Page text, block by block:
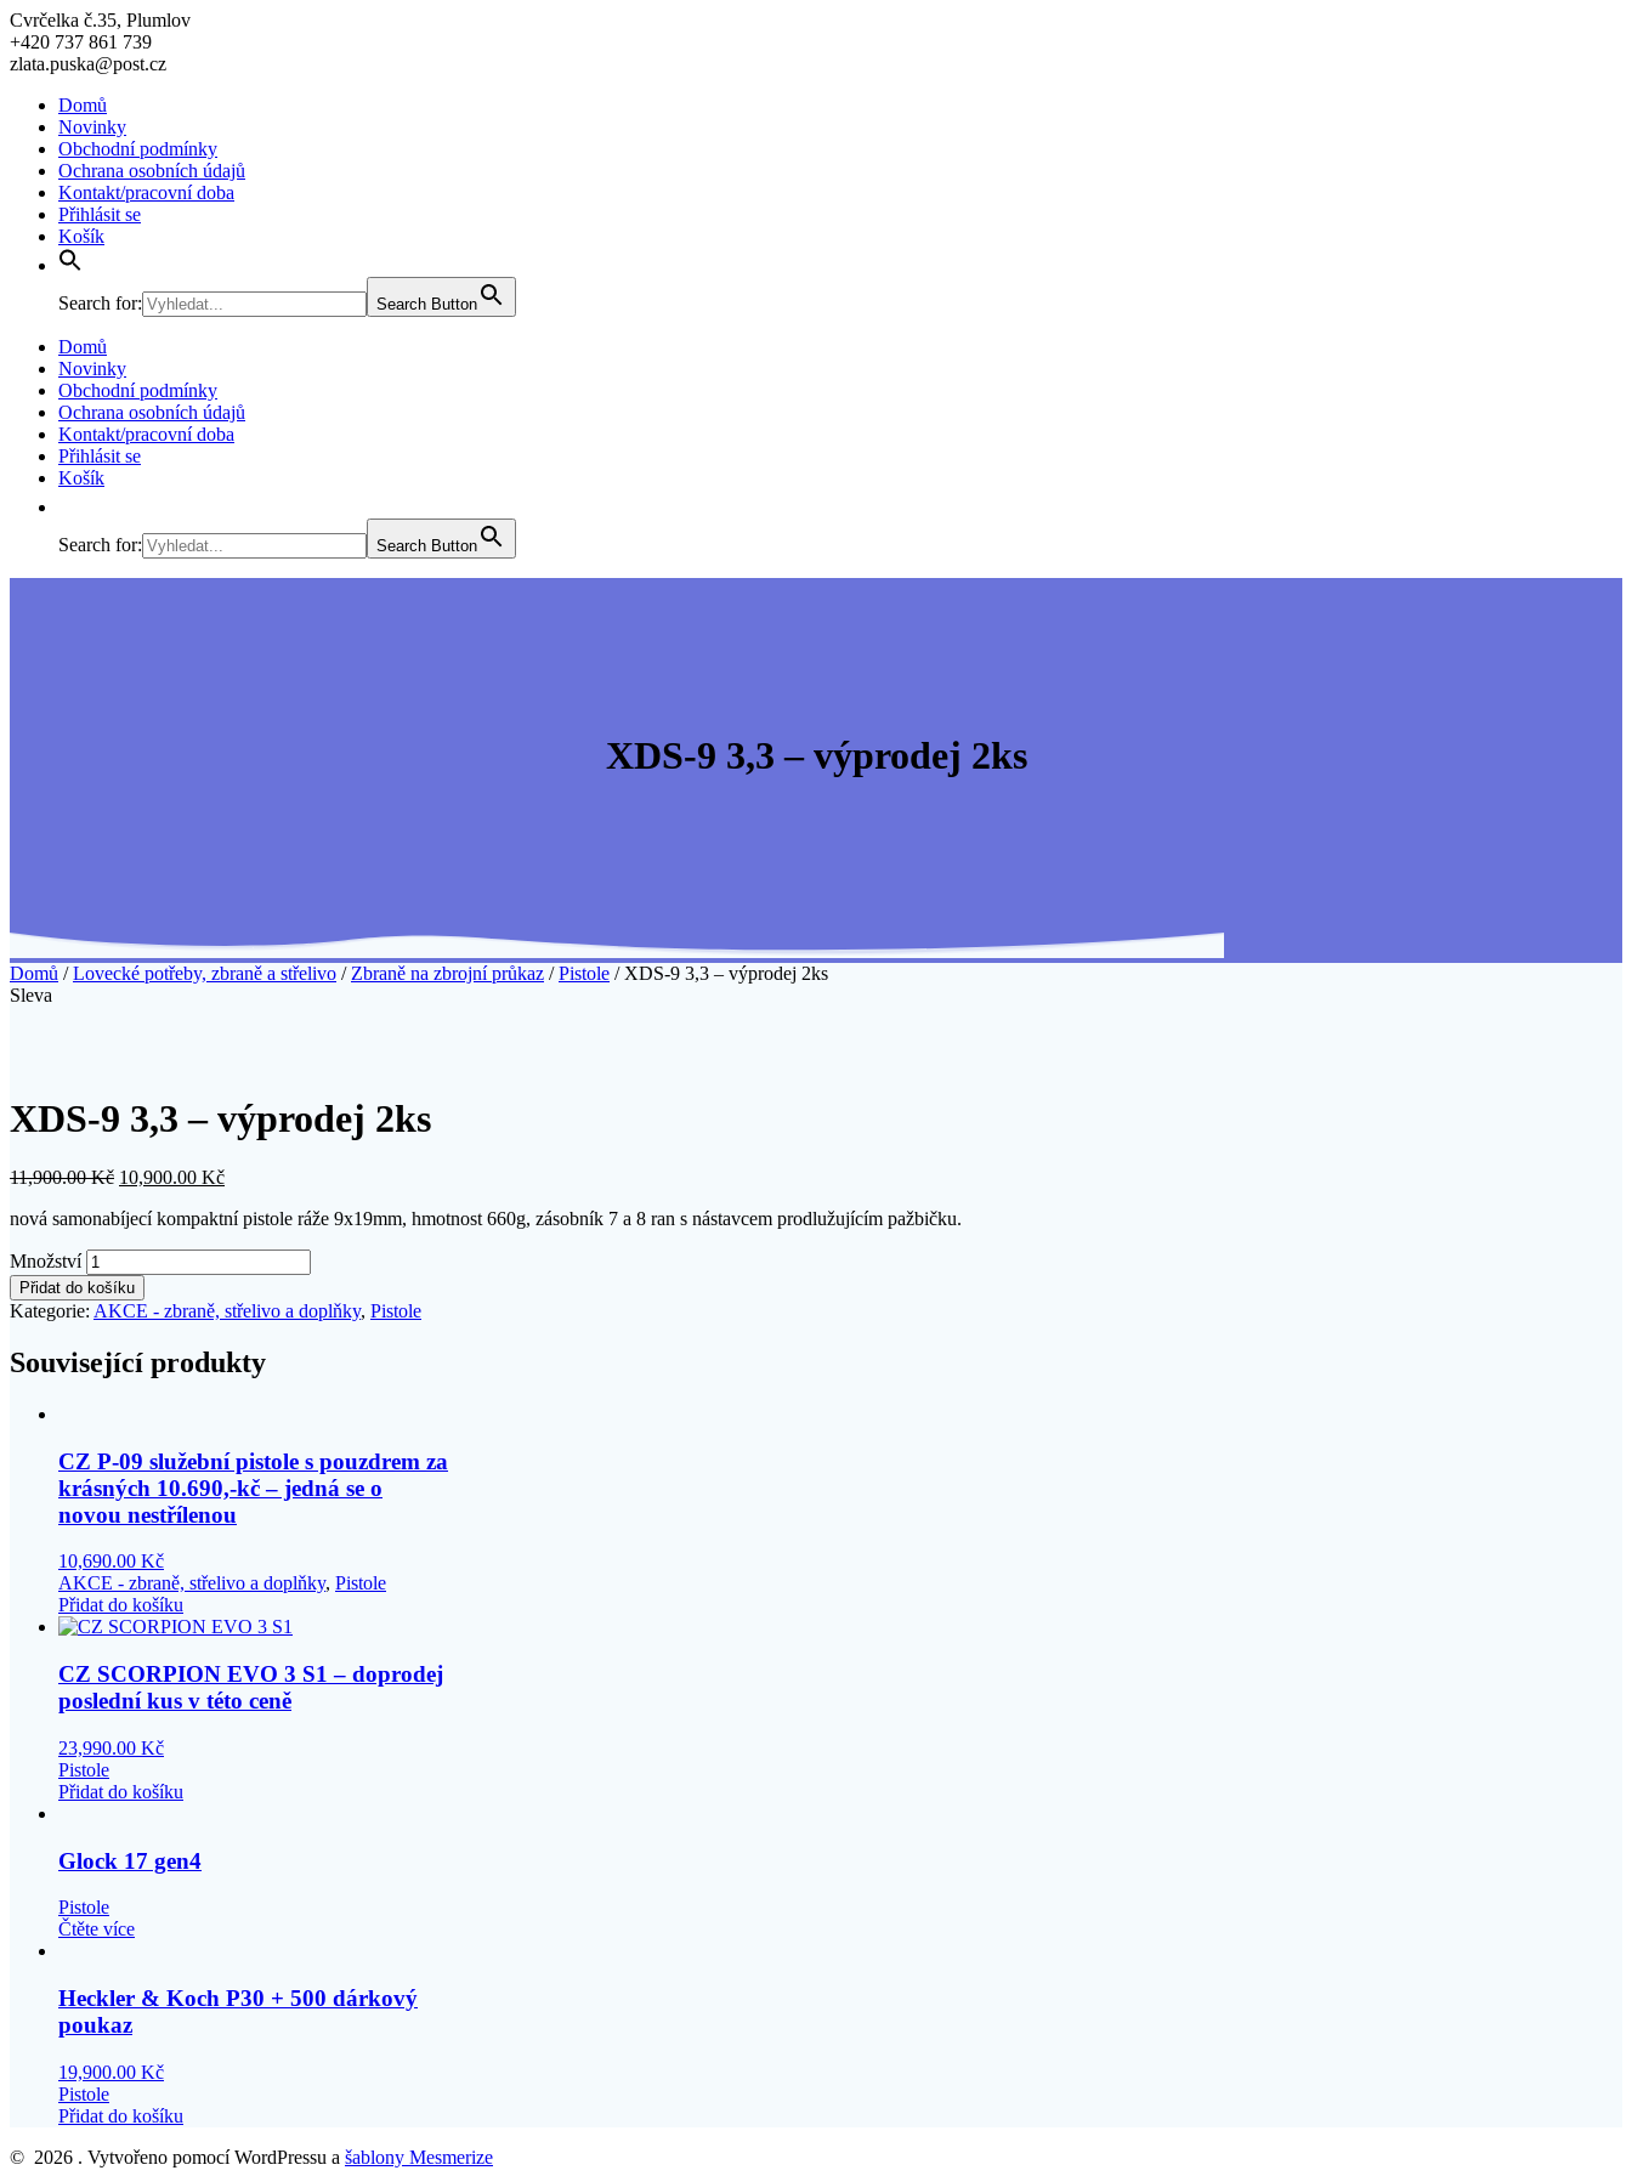
Cvrčelka č.35, Plumlov
+420 737 861 739
zlata.puska@post.cz
Domů
Novinky
Obchodní podmínky
Ochrana osobních údajů
Kontakt/pracovní doba
Přihlásit se
Košík
Search for: Search Button
Domů
Novinky
Obchodní podmínky
Ochrana osobních údajů
Kontakt/pracovní doba
Přihlásit se
Košík
Search for: Search Button
XDS-9 3,3 – výprodej 2ks
Domů /Lovecké potřeby, zbraně a střelivo / Zbraně na zbrojní průkaz /Pistole / XDS-9 3,3 – výprodej 2ks
Sleva
XDS-9 3,3 – výprodej 2ks
11,900.00Kč 10,900.00 Kč
nová samonabíjecí kompaktní pistole ráže 9x19mm, hmotnost 660g, zásobník 7 a 8 ran s nástavcem prodlužujícím pažbičku.
Množství
Přidat do košíku
Kategorie: AKCE - zbraně, střelivo a doplňky, Pistole
Související produkty
CZ P-09 služební pistole s pouzdrem za
krásných 10.690,-kč – jedná se o
novou nestřílenou
10,690.00 Kč
AKCE - zbraně, střelivo a doplňky, Pistole
Přidat do košíku
CZ SCORPION EVO 3 S1 – doprodej
poslední kus v této ceně
23,990.00 Kč
Pistole
Přidat do košíku
Glock 17 gen4
Pistole
Čtěte více
Heckler & Koch P30 + 500 dárkový
poukaz
19,900.00 Kč
Pistole
Přidat do košíku
© 2026 . Vytvořeno pomocí WordPressu a šablony Mesmerize